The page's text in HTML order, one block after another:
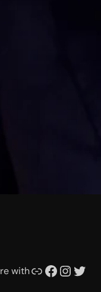
withΣυνδέσμου Facebook Instagram Twitter